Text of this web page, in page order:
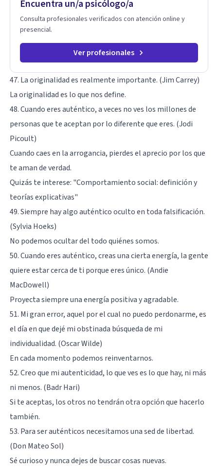
Encuentra un/a psicólogo/a
Consulta profesionales verificados con atención online y
presencial.
Ver profesionales
47. La originalidad es realmente importante. (Jim Carrey)
La originalidad es lo que nos define.
48. Cuando eres auténtico, a veces no ves los millones de
personas que te aceptan por lo diferente que eres. (Jodi
Picoult)
Cuando caes en la arrogancia, pierdes el aprecio por los que
te aman de verdad.
Quizás te interese: "Comportamiento social: definición y
teorías explicativas"
49. Siempre hay algo auténtico oculto en toda falsificación.
(Sylvia Hoeks)
No podemos ocultar del todo quiénes somos.
50. Cuando eres auténtico, creas una cierta energía, la gente
quiere estar cerca de ti porque eres único. (Andie
MacDowell)
Proyecta siempre una energía positiva y agradable.
51. Mi gran error, aquel por el cual no puedo perdonarme, es
el día en que dejé mi obstinada búsqueda de mi
individualidad. (Oscar Wilde)
En cada momento podemos reinventarnos.
52. Creo que mi autenticidad, lo que ves es lo que hay, ni más
ni menos. (Badr Hari)
Si te aceptas, los otros no tendrán otra opción que hacerlo
también.
53. Para ser auténticos necesitamos una sed de libertad.
(Don Mateo Sol)
Sé curioso y nunca dejes de buscar cosas nuevas.